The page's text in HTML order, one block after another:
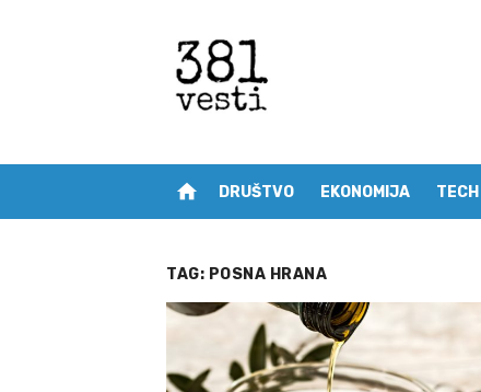
home DRUŠTVO EKONOMIJA TECH
TAG: POSNA HRANA